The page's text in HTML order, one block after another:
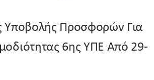
Υποβολής Προσφορών Για
6ης ΥΠΕ Από 29-